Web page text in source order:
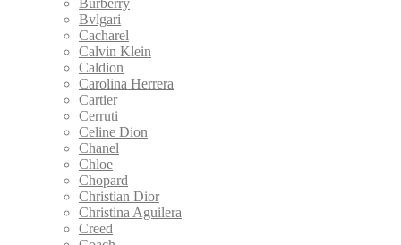
Burberry
Bvlgari
Cacharel
Calvin Klein
Caldion
Carolina Herrera
Cartier
Cerruti
Celine Dion
Chanel
Chloe
Chopard
Christian Dior
Christina Aguilera
Creed